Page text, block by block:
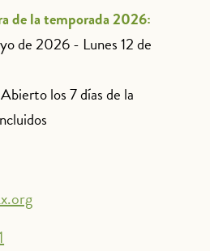
de la temporada 2026:
de 2026 - Lunes 12 de
los 7 días de la